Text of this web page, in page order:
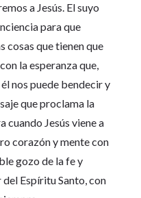
a Jesús. El suyo
para que
cosas que tienen que
la esperanza que,
nos puede bendecir y
que proclama la
cuando Jesús viene a
corazón y mente con
gozo de la fe y
Espíritu Santo, con